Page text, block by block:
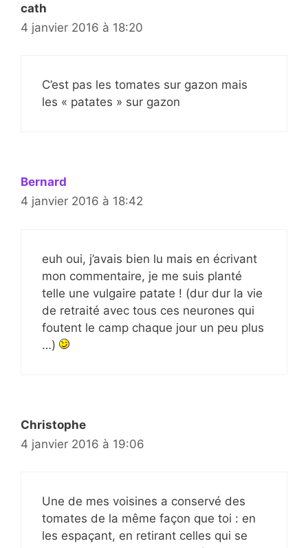
cath
4 janvier 2016 à 18:20
C’est pas les tomates sur gazon mais
les « patates » sur gazon
Bernard
4 janvier 2016 à 18:42
euh oui, j’avais bien lu mais en écrivant
mon commentaire, je me suis planté
telle une vulgaire patate ! (dur dur la vie
de retraité avec tous ces neurones qui
foutent le camp chaque jour un peu plus
…)
Christophe
4 janvier 2016 à 19:06
Une de mes voisines a conservé des
tomates de la même façon que toi : en
les espaçant, en retirant celles qui se